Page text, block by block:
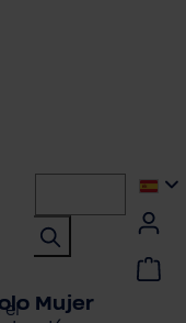
el
Mujer